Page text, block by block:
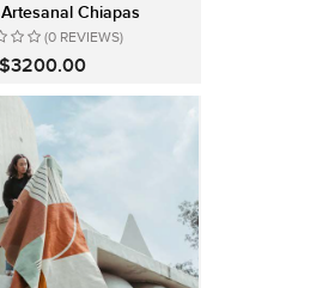
Chiapas
(0 REVIEWS)
$3200.00